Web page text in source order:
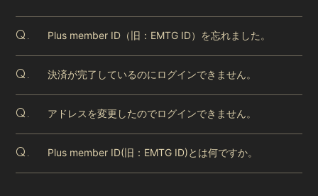
Q. Plus member ID（旧：EMTG ID）を忘れました。
Q. 決済が完了しているのにログインできません。
Q. アドレスを変更したのでログインできません。
Q. Plus member ID(旧：EMTG ID)とは何ですか。